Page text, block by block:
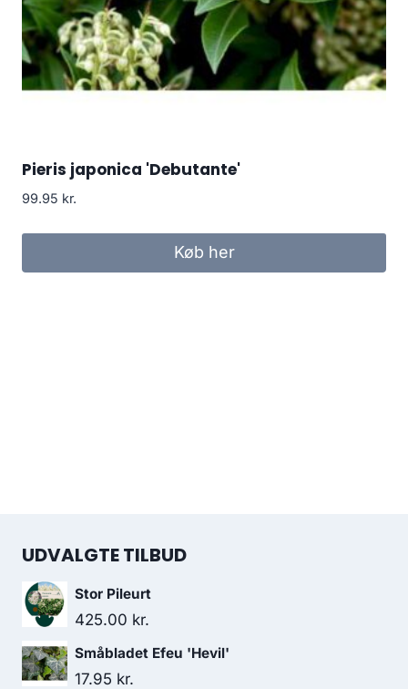
Pieris japonica 'Debutante'
99.95 kr.
Køb her
UDVALGTE TILBUD
Stor Pileurt
425.00 kr.
Småbladet Efeu 'Hevil'
17.95 kr.